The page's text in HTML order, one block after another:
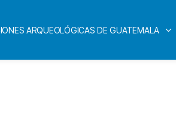
ARQUEOLÓGICAS DE GUATEMALA